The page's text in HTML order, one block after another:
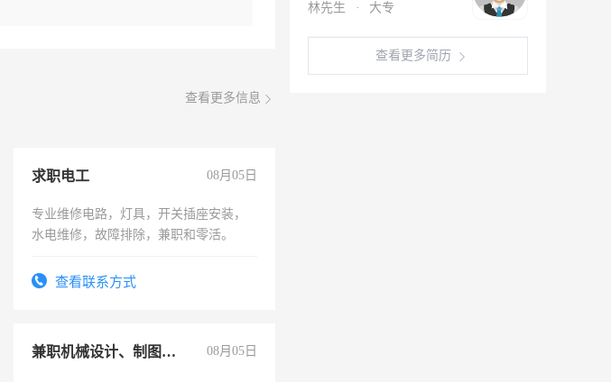
查看更多信息
求职电工 08月05日
专业维修电路，灯具，开关插座安装，
水电维修，故障排除，兼职和零活。
查看联系方式
兼职机械设计、制图、设备改造 08月05日
林先生 · 大专
查看更多简历